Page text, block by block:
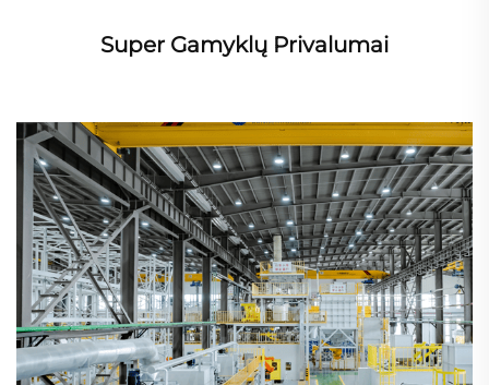
Super Gamyklų Privalumai